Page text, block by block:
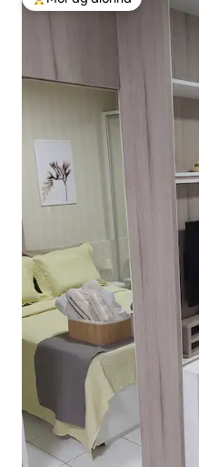
An-mhór ag aíonna